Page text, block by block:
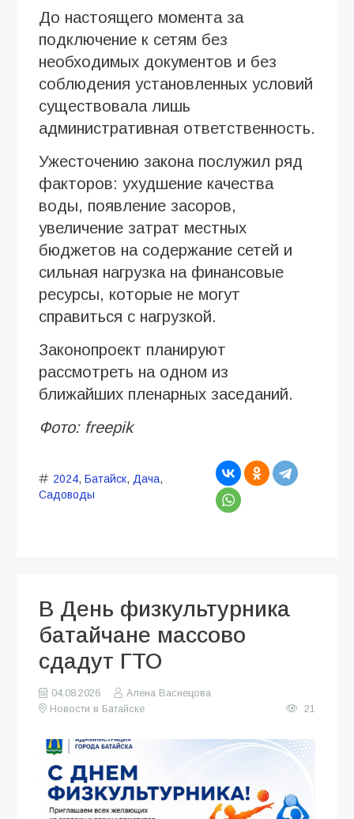
До настоящего момента за
подключение к сетям без
необходимых документов и без
соблюдения установленных условий
существовала лишь
административная ответственность.
Ужесточению закона послужил ряд
факторов: ухудшение качества
воды, появление засоров,
увеличение затрат местных
бюджетов на содержание сетей и
сильная нагрузка на финансовые
ресурсы, которые не могут
справиться с нагрузкой.
Законопроект планируют
рассмотреть на одном из
ближайших пленарных заседаний.
Фото: freepik
2024, Батайск, Дача,
Садоводы
В День физкультурника
батайчане массово
сдадут ГТО
04.08.2026
Алена Васнецова
Новости в Батайске
21